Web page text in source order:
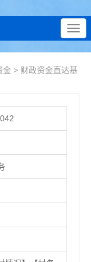
金 > 财政资金直达基